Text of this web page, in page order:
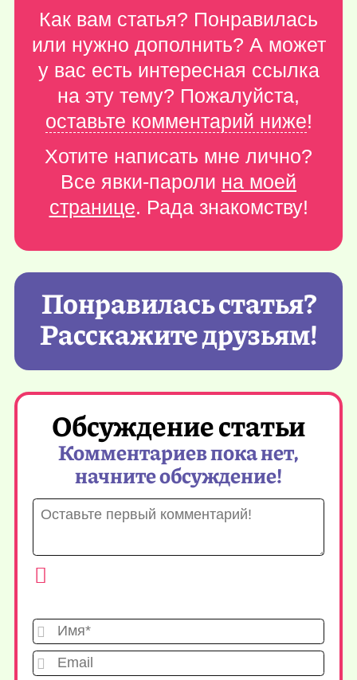
Как вам статья? Понравилась
или нужно дополнить? А может
у вас есть интересная ссылка
на эту тему? Пожалуйста,
оставьте комментарий ниже!
Хотите написать мне лично?
Все явки-пароли на моей
странице. Рада знакомству!
Понравилась статья?
Расскажите друзьям!
Обсуждение статьи
Комментариев пока нет,
начните обсуждение!
Имя*